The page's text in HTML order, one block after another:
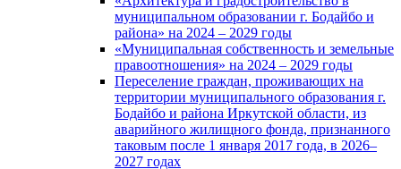
муниципальном образовании г. Бодайбо и
района» на 2024 – 2029 годы
«Муниципальная собственность и земельные
правоотношения» на 2024 – 2029 годы
Переселение граждан, проживающих на
территории муниципального образования г.
Бодайбо и района Иркутской области, из
аварийного жилищного фонда, признанного
таковым после 1 января 2017 года, в 2026–
2027 годах